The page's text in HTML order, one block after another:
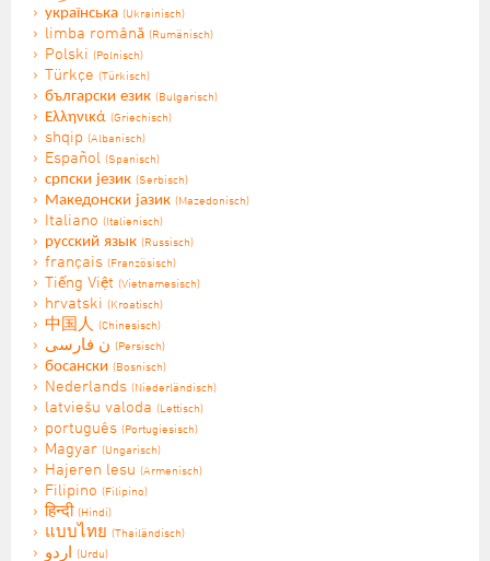
українська (Ukrainisch)
limba română (Rumänisch)
Polski (Polnisch)
Türkçe (Türkisch)
български език (Bulgarisch)
Ελληνικά (Griechisch)
shqip (Albanisch)
Español (Spanisch)
српски језик (Serbisch)
Македонски јазик (Mazedonisch)
Italiano (Italienisch)
русский язык (Russisch)
français (Französisch)
Tiếng Việt (Vietnamesisch)
hrvatski (Kroatisch)
中国人 (Chinesisch)
(Persisch)
босански (Bosnisch)
Nederlands (Niederländisch)
latviešu valoda (Lettisch)
português (Portugiesisch)
Magyar (Ungarisch)
Hajeren lesu (Armenisch)
Filipino (Filipino)
हिन्दी (Hindi)
แบบไทย (Thailändisch)
(Urdu)